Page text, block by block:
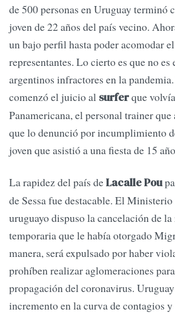
de 500 personas en Uruguay terminó
joven de 22 años del país vecino.
un bajo perfil hasta poder acomodar
representantes. Lo cierto es que no es
argentinos infractores en la
comenzó el juicio al surferque
Panamericana, el personal trainer
que lo denunció por incumplimiento
joven que asistió a una fiesta de 15
La rapidez del país deLacalle Pou
de Sessa fue destacable. El
uruguayo dispuso la cancelación de
temporaria que le había otorgado
manera, será expulsado por haber
prohíben realizar aglomeraciones
propagación del coronavirus.
incremento en la curva de contagios